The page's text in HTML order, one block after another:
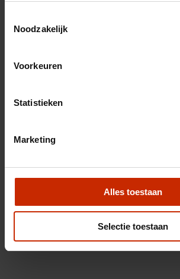
Noodzakelijk
Voorkeuren
Statistieken
Marketing
Alles toestaan
Selectie toestaan